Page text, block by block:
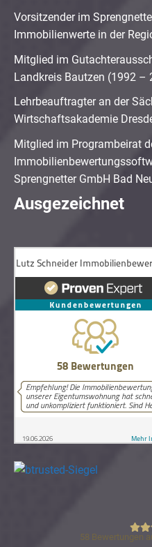
Vorsitzender im
Immobilienwerte in der
Mitglied im
Landkreis Bautzen (1992 –
Lehrbeauftragter an der
Wirtschaftsakademie
Mitglied im Programbeirat
Sprengnetter GmbH Bad
Ausgezeichnet
58 Bewertungen